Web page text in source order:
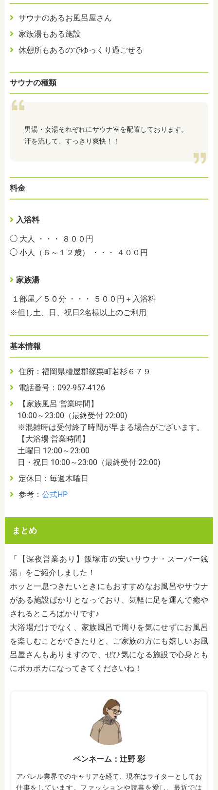
サウナのあるお風呂屋さん
家族湯もある施設
休憩所もあるのでゆっくり過ごせる
サウナの種類
男湯・女湯それぞれにサウナ室を配置しております。
汗を流して、すっきり爽快！！
料金
入浴料
◯ 大人 ・・・ ８００円
◯ 小人（６～１２歳） ・・・ ４００円
家族湯
１部屋／５０分 ・・・ ５００円＋入浴料
※但し土、日、祝日2名様以上のご利用
基本情報
住所：福岡県糟屋郡篠栗町若杉６７９
電話番号：092-957-4126
【家族風呂 営業時間】
10:00～23:00（最終受付 22:00)
※混雑時は受付終了時間が早まる場合がございます。
【大浴場 営業時間】
土曜日 12:00～23:00
日・祝日 10:00～23:00（最終受付 22:00)
定休日：毎週木曜日
参考： 公式HP
まとめ
「【深夜営業あり】飯塚市の安いサウナ・スーパー銭
湯」をご紹介しました！
ホッと一息つきたいときにもおすすめなお風呂やサウナ
がある施設ばかりとなっており、気軽に足を運んで癒や
されるところばかりです♪
大浴場だけでなく、家族風呂で周りを気にせずにお風呂
を楽しむことができたりと、ご家族の方にも嬉しいお風
呂屋さんもありますので、ぜひ気になる施設で心身とも
にポカポカになってきてくださいね！
ペンネーム：辻野 彩
アパレル業界でのキャリアを経て、現在はライターとしてお
仕事をしています。ファッションや読書を愛し、最近では